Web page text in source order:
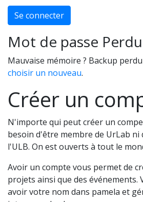
Se connecter
Mot de passe
Mauvaise mémoire ? Backup
choisir un nouveau.
Créer un
N'importe qui peut créer un
besoin d'être membre de UrLab ni
l'ULB. On est ouverts à tout le
Avoir un compte vous permet de
projets ainsi que des événements.
avoir votre nom dans pamela et